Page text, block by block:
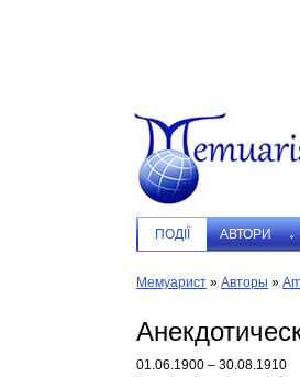
ПОДIЇ АВТОРИ
Мемуарист » Авторы »
01.06.1900 – 30.08.1910